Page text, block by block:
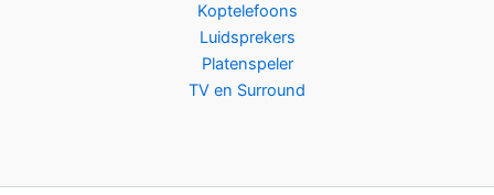
Koptelefoons
Luidsprekers
Platenspeler
TV en Surround